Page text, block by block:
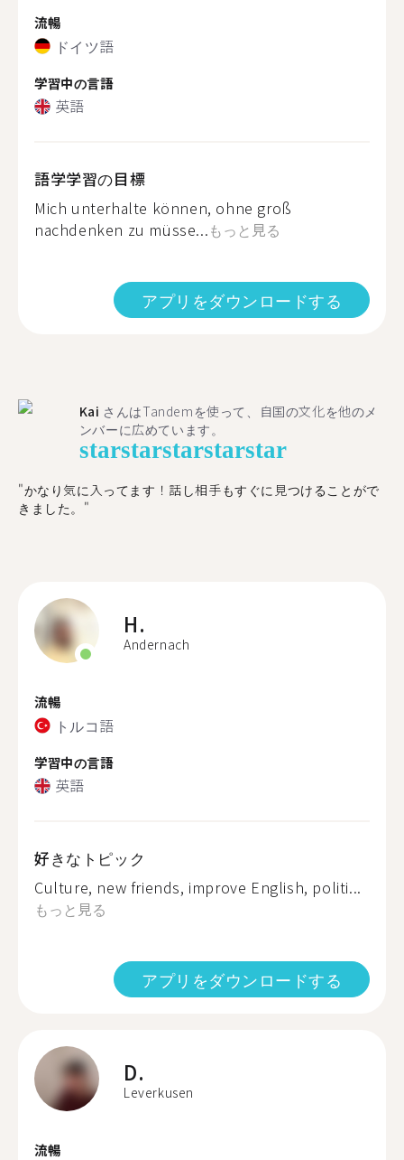
流暢
ドイツ語
学習中の言語
英語
語学学習の目標
Mich unterhalte können, ohne groß
nachdenken zu müsse...もっと見る
アプリをダウンロードする
Kai さんはTandemを使って、自国の文化を他のメ
ンバーに広めています。
starstarstarstarstar
"かなり気に入ってます！話し相手もすぐに見つけることがで
きました。"
H.
Andernach
流暢
トルコ語
学習中の言語
英語
好きなトピック
Culture, new friends, improve English, politi...
もっと見る
アプリをダウンロードする
D.
Leverkusen
流暢